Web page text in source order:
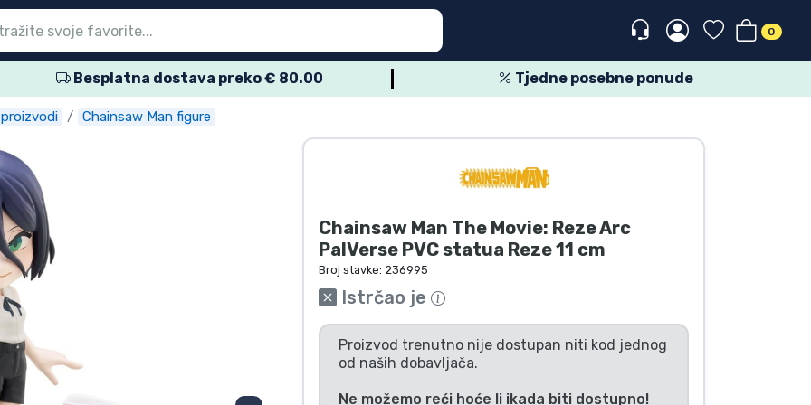
0
Besplatna dostava preko € 80.00 Tjedne posebne ponude
Chainsaw Man figure
Chainsaw Man The Movie: Reze Arc
PalVerse PVC statua Reze 11 cm
Broj stavke: 236995
Istrčao je
Proizvod trenutno nije dostupan niti kod jednog
od naših dobavljača.
Ne možemo reći hoće li ikada biti dostupno!
glavni izbornik
glavni izbornik
glavni izbornik
glavni izbornik
glavni izbornik
glavni izbornik
glavni izbornik
glavni izbornik
glavni izbornik